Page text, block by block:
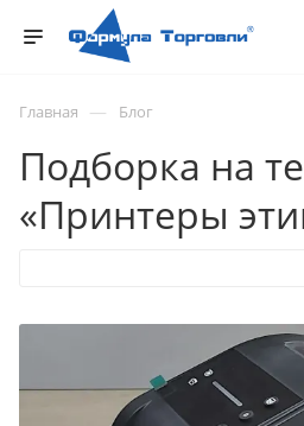
Главная — Блог
Подборка на
«Принтеры